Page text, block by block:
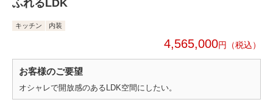
ふれるLDK
キッチン 内装
4,565,000円
お客様のご要望
オシャレで開放感のあるLDK空間にしたい。